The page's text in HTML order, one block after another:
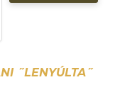
˝LENYÚLTA˝